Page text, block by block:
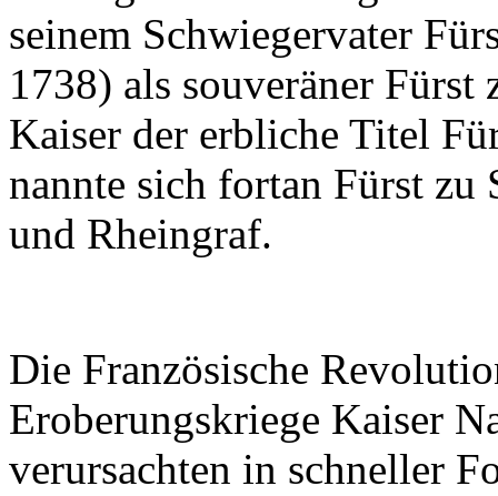
seinem Schwiegervater
1738) als souveräner
Kaiser der erbliche Titel
nannte sich fortan Fürst
und Rheingraf.
Die Französische
Eroberungskriege Kaiser
verursachten in schneller